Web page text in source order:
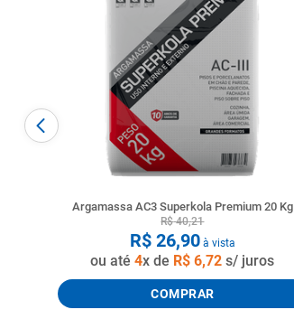
Argamassa AC3 Superkola Premium 20 Kg
R$ 40,21
R$ 26,90à vista
ou até4x de R$ 6,72 s/ juros
COMPRAR